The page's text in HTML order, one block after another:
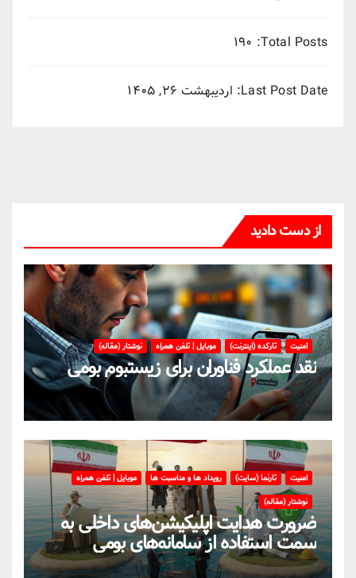
Total Posts: ۱۹۰
Last Post Date: اردیبهشت ۲۶, ۱۴۰۵
از دست دادید
امنیت تارکده (اینترنت) موبایل | تلفن همراه نوشتار (مقاله)
نقد عملکرد فناوران برای زیستبوم بومی
امنیت تارنما (سایت) رویداد ها و مناسبت ها
موبایل | تلفن همراه
نوشتار (مقاله)
ضرورت هدایت اپلیکیشن‌های داخلی به
سمت استفاده از سامانه‌های بومی